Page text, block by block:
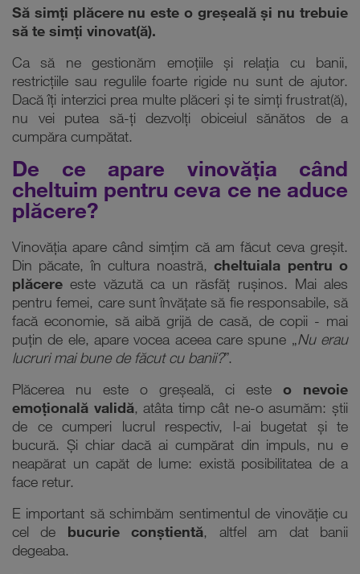
Să simți plăcere nu este o greșeală și nu trebuie
să te simți vinovat(ă).
Ca să ne gestionăm emoțiile și relația cu banii,
restricțiile sau regulile foarte rigide nu sunt de ajutor.
Dacă îți interzici prea multe plăceri și te simți frustrat(ă),
nu vei putea să-ți dezvolți obiceiul sănătos de a
cumpăra cumpătat.
De ce apare vinovăția când
cheltuim pentru ceva ce ne aduce
plăcere?
Vinovăția apare când simțim că am făcut ceva greșit.
Din păcate, în cultura noastră,cheltuiala pentru o
plăcere este văzută ca un răsfăț rușinos. Mai ales
pentru femei, care sunt învățate să fie responsabile, să
facă economie, să aibă grijă de casă, de copii - mai
puțin de ele, apare vocea aceea care spune „Nu erau
lucruri mai bune de făcut cu banii?”.
Plăcerea nu este o greșeală, ci esteo nevoie
emoțională validă, atâta timp cât ne-o asumăm: știi
de ce cumperi lucrul respectiv, l-ai bugetat și te
bucură. Și chiar dacă ai cumpărat din impuls, nu e
neapărat un capăt de lume: există posibilitatea de a
face retur.
E important să schimbăm sentimentul de vinovăție cu
cel de bucurie conștientă, altfel am dat banii
degeaba.